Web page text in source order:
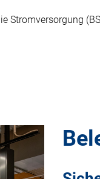
Stromversorgung